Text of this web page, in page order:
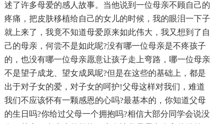
述了许多母爱的感人故事。当他说到一位母亲不顾自己的
疼痛，把皮肤移植给自己的女儿的时候，我的眼泪一下子
就上来了，我竟不知道母爱原来如此伟大，我又想到了自
己的母亲，何尝不是如此呢?没有哪一位母亲是不疼孩子
的，也没有哪一位母亲愿意让孩子走上弯路，哪一位母亲
不是望子成龙、望女成凤呢?但是在这些的基础上，都是
出于对子女的爱，对子女的呵护!父母这样对我们，难道
我们不应该怀有一颗感恩的心吗?最基本的，你知道父母
的生日吗?你给过父母一个拥抱吗?相信大部分同学会说没